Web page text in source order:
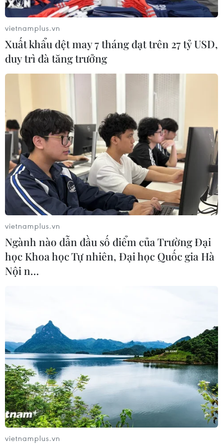
#xu hướng du lịch
#hàng xa xỉ
Theo dõi VietnamPlus
TIN LIÊN QUAN
Số người siêu giàu trên toàn cầu giảm lần
đầu tiên kể từ năm 2018
vietnamplus.vn
Xuất khẩu dệt may 7 tháng đạt trên 27 tỷ USD,
duy trì đà tăng trưởng
vietnamplus.vn
Ngành nào dẫn đầu số điểm của Trường Đại
học Khoa học Tự nhiên, Đại học Quốc gia Hà
Nội n…
vietnamplus.vn